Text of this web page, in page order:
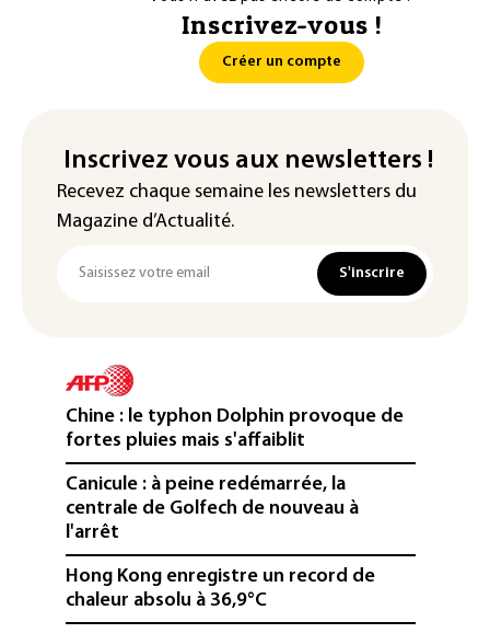
Inscrivez-vous !
Créer un compte
Inscrivez vous aux newsletters !
Recevez chaque semaine les newsletters du
Magazine d’Actualité.
S'inscrire
Chine : le typhon Dolphin provoque de
fortes pluies mais s'affaiblit
Canicule : à peine redémarrée, la
centrale de Golfech de nouveau à
l'arrêt
Hong Kong enregistre un record de
chaleur absolu à 36,9°C